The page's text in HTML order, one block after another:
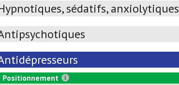
sédatifs, anxiolytiques
Positionnement